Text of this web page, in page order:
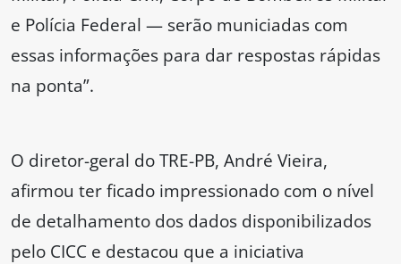
e Polícia Federal — serão municiadas com
essas informações para dar respostas rápidas
na ponta”.
O diretor-geral do TRE-PB, André Vieira,
afirmou ter ficado impressionado com o nível
de detalhamento dos dados disponibilizados
pelo CICC e destacou que a iniciativa